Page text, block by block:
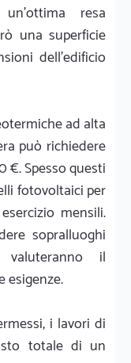
un'ottima resa
una superficie
dell'edificio
ad alta
può richiedere
€. Spesso questi
fotovoltaici per
mensili.
sopralluoghi
il
esigenze.
i lavori di
totale di un